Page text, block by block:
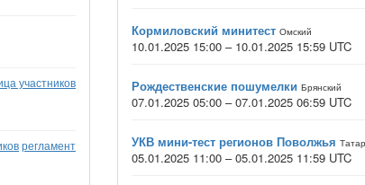
участников
регламент
Кормиловский минитест Омский
10.01.2025 15:00 – 10.01.2025 15:59 UTC
Рождественские пошумелки Брянский
07.01.2025 05:00 – 07.01.2025 06:59 UTC
УКВ мини-тест регионов Поволжья
05.01.2025 11:00 – 05.01.2025 11:59 UTC